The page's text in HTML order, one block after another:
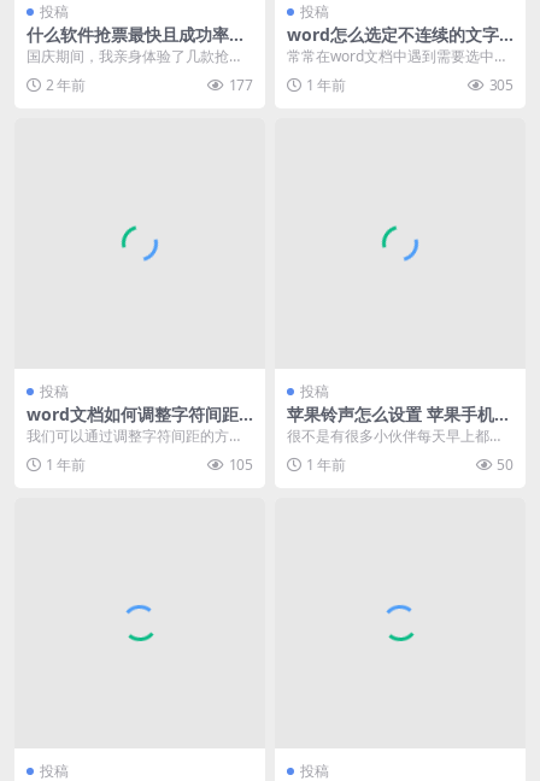
投稿
什么软件抢票最快且成功率高
亲测好用的抢票软件推荐
国庆期间，我亲身体验了几款抢票
软件，包括铁路幺二三零六官方软
件、某猪旅行、某行火...
2 年前 177
投稿
word怎么选定不连续的文字
（word多选文字的方法分
享）
常常在word文档中遇到需要选中不
连续的文字，以便于统一快速调整
格式、设置样式，...
1 年前 305
投稿
word文档如何调整字符间距
大小（word中调整字符间距
方法）
我们可以通过调整字符间距的方法
来调整word文档文字紧密与稀疏的
程度。通过加宽间...
1 年前 105
投稿
苹果铃声怎么设置 苹果手机设
置闹钟铃声方法
很不是有很多小伙伴每天早上都被
苹果手机刺耳的“雷达”闹钟铃声给吵
醒呢？想要更换一...
1 年前 50
投稿 投稿